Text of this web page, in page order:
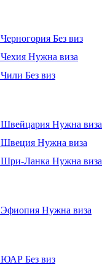
Черногория Без виз
Чехия Нужна виза
Чили Без виз
Швейцария Нужна виза
Швеция Нужна виза
Шри-Ланка Нужна виза
Эфиопия Нужна виза
ЮАР Без виз